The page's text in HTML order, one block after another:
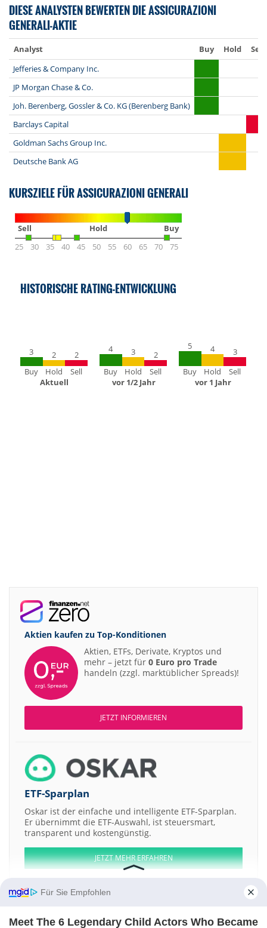
DIESE ANALYSTEN BEWERTEN DIE ASSICURAZIONI
GENERALI-AKTIE
Analyst Buy Hold
Sell
Jefferies & Company Inc.
JP Morgan Chase & Co.
Joh. Berenberg, Gossler & Co. KG (Berenberg Bank)
Barclays Capital
Goldman Sachs Group Inc.
Deutsche Bank AG
KURSZIELE FÜR ASSICURAZIONI GENERALI
Sell Hold
Buy
25
30 35 40 45 50 55 60 65 70 75
HISTORISCHE RATING-ENTWICKLUNG
3
Buy
2
Hold
2
Sell
Aktuell
4
Buy
3
Hold
2
Sell
vor 1/2 Jahr
5
Buy
4
Hold
3
Sell
vor 1 Jahr
Aktien kaufen zu Top-Konditionen
Aktien, ETFs, Derivate, Kryptos und
mehr – jetzt für 0 Euro pro Trade
handeln (zzgl. marktüblicher Spreads)!
JETZT INFORMIEREN
ETF-Sparplan
Oskar ist der einfache und intelligente ETF-Sparplan.
Er übernimmt die ETF-Auswahl, ist steuersmart,
transparent und kostengünstig.
JETZT MEHR ERFAHREN
Für Sie Empfohlen
Meet The 6 Legendary Child Actors Who Became